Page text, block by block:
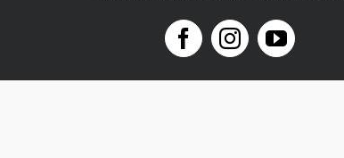
FacebookInstagramYouTube